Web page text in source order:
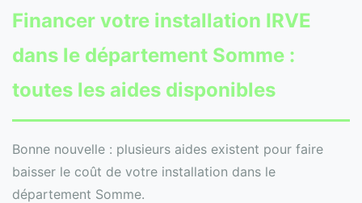
Financer votre installation IRVE
dans le département Somme :
toutes les aides disponibles
Bonne nouvelle : plusieurs aides existent pour faire
baisser le coût de votre installation dans le
département Somme.